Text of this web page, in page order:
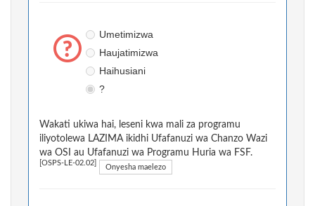
Umetimizwa
Haujatimizwa
Haihusiani
?
Wakati ukiwa hai, leseni kwa mali za programu
iliyotolewa LAZIMA ikidhi Ufafanuzi wa Chanzo Wazi
wa OSI au Ufafanuzi wa Programu Huria wa FSF.
[OSPS-LE-02.02] Onyesha maelezo